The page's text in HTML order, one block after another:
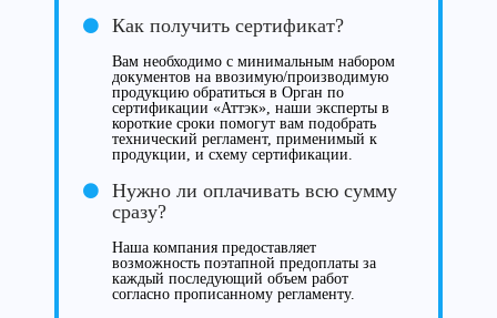
Как получить сертификат?
Вам необходимо с минимальным набором
документов на ввозимую/производимую
продукцию обратиться в Орган по
сертификации «Аттэк», наши эксперты в
короткие сроки помогут вам подобрать
технический регламент, применимый к
продукции, и схему сертификации.
Нужно ли оплачивать всю сумму
сразу?
Наша компания предоставляет
возможность поэтапной предоплаты за
каждый последующий объем работ
согласно прописанному регламенту.